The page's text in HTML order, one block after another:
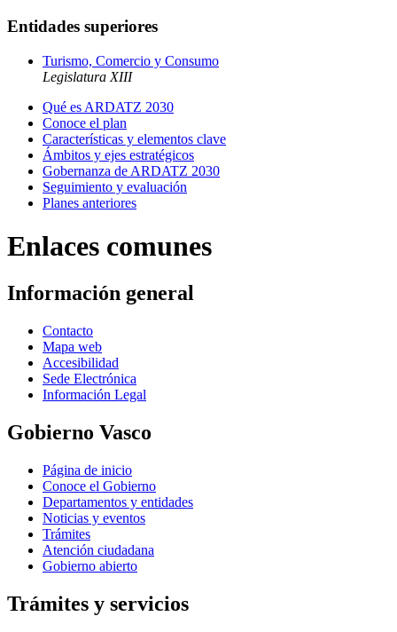
Entidades superiores
Turismo, Comercio y Consumo
Legislatura XIII
Qué es ARDATZ 2030
Conoce el plan
Características y elementos clave
Ámbitos y ejes estratégicos
Gobernanza de ARDATZ 2030
Seguimiento y evaluación
Planes anteriores
Enlaces comunes
Información general
Contacto
Mapa web
Accesibilidad
Sede Electrónica
Información Legal
Gobierno Vasco
Página de inicio
Conoce el Gobierno
Departamentos y entidades
Noticias y eventos
Trámites
Atención ciudadana
Gobierno abierto
Trámites y servicios